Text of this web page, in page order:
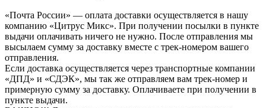
«Почта России» — оплата доставки осуществляется в нашу
компанию «Цитрус Микс». При получении посылки в пункте
выдачи оплачивать ничего не нужно. После отправления мы
высылаем сумму за доставку вместе с трек-номером вашего
отправления.
Если доставка осуществляется через транспортные компании
«ДПД» и «СДЭК», мы так же отправляем вам трек-номер и
примерную сумму за доставку. Оплачиваете при получении в
пункте выдачи.